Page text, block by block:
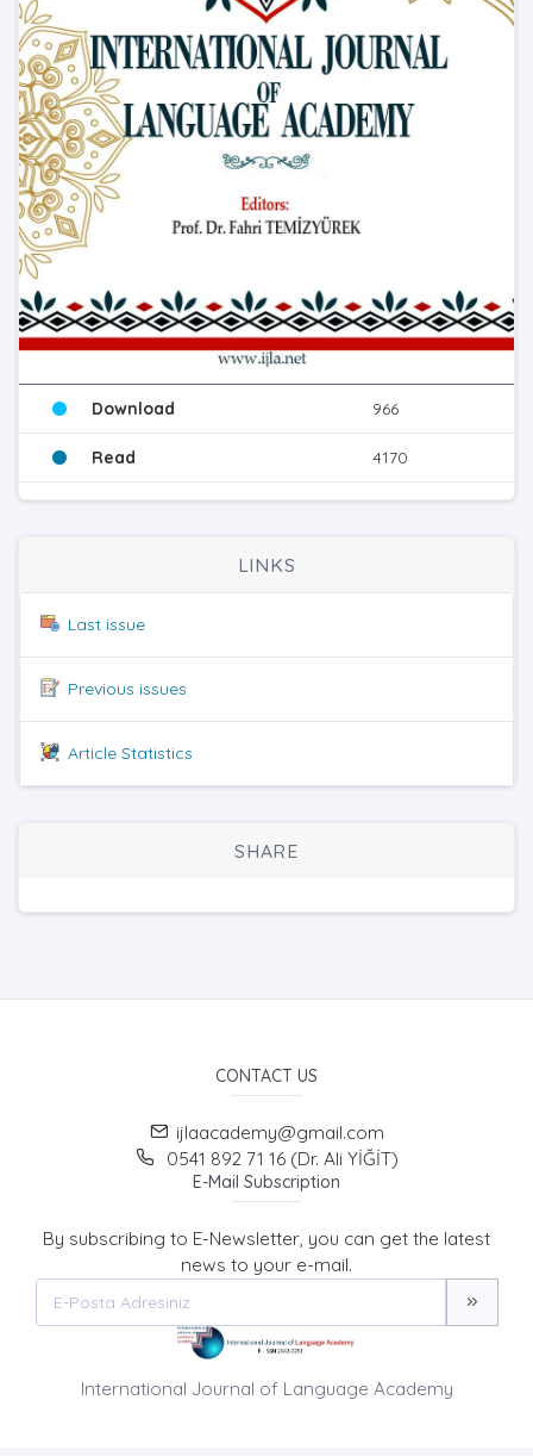
Download 966
Read 4170
LINKS
Last issue
Previous issues
Article Statistics
SHARE
CONTACT US
ijlaacademy@gmail.com
0541 892 71 16 (Dr. Ali YİĞİT)
E-Mail Subscription
By subscribing to E-Newsletter, you can get the latest
news to your e-mail.
International Journal of Language Academy